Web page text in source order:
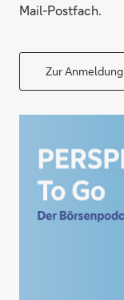
Mail-Postfach.
Zur Anmeldung